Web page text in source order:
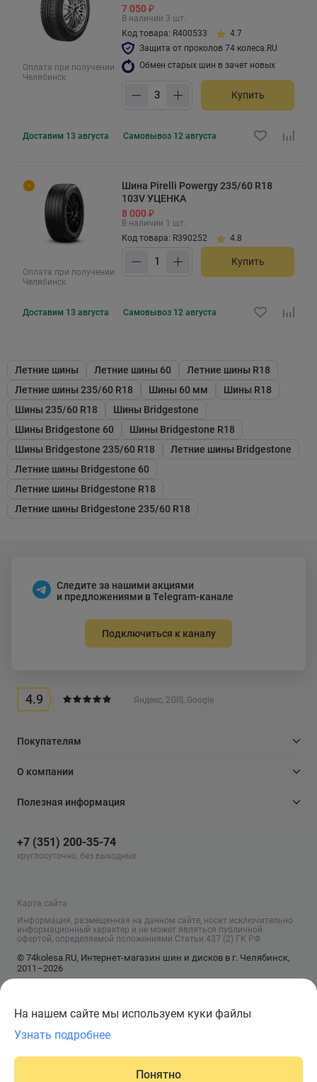
Сообщить о поступлении
Оплата при получении
Челябинск
7 050 ₽
В наличии 3 шт.
Код товара: R400533
4.7
Защита от проколов 74 колеса.RU
Обмен старых шин в зачет новых
Купить
Доставим 13 августа Самовывоз 12 августа
Оплата при получении
Челябинск
Шина Pirelli Powergy 235/60 R18
103V УЦЕНКА
8 000 ₽
В наличии 1 шт.
Код товара: R390252
4.8
Купить
Доставим 13 августа Самовывоз 12 августа
Летние шины Летние шины 60
Летние шины R18
Летние шины 235/60 R18
Шины 60 мм
Шины R18
Шины 235/60 R18
Шины Bridgestone
Шины Bridgestone 60
Шины Bridgestone R18
Шины Bridgestone 235/60 R18
Летние шины Bridgestone
Летние шины Bridgestone 60
Летние шины Bridgestone R18
Летние шины Bridgestone 235/60 R18
Следите за нашими акциями
и предложениями в Telegram-канале
Подключиться к каналу
4.9 Яндекс, 2GIS, Google
Покупателям
О компании
Полезная информация
+7 (351) 200-35-74
круглосуточно, без выходных
Карта сайта
Информация, размещенная на данном сайте, носит исключительно
информационный характер и не может являться публичной
офертой, определяемой положениями Статьи 437 (2) ГК РФ.
© 74kolesa.RU, Интернет-магазин шин и дисков в г. Челябинск,
2011–2026
На нашем сайте мы используем куки файлы
Узнать подробнее
Понятно